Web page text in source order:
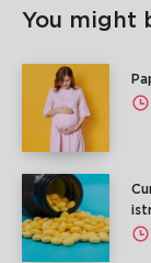
You might